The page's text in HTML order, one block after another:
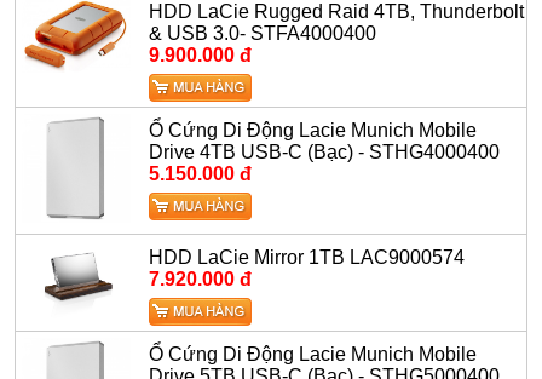
HDD LaCie Rugged Raid 4TB, Thunderbolt
& USB 3.0- STFA4000400
9.900.000 đ
Ổ Cứng Di Động Lacie Munich Mobile
Drive 4TB USB-C (Bạc) - STHG4000400
5.150.000 đ
HDD LaCie Mirror 1TB LAC9000574
7.920.000 đ
Ổ Cứng Di Động Lacie Munich Mobile